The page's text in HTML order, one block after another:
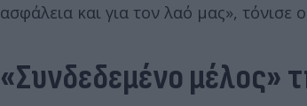
ασφάλεια και για τον λαό μας», τόνισε
«Συνδεδεμένο μέλος»